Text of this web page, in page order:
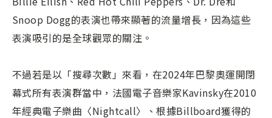
Snoop Dogg的表演也帶來顯著的流量增長，因為這些
表演吸引的是全球觀眾的關注。
不過若是以「搜尋次數」來看，在2024年巴黎奧運開閉
幕式所有表演群當中，法國電子音樂家Kavinsky在2010
年經典電子樂曲〈Nightcall〉、根據Billboard獲得的